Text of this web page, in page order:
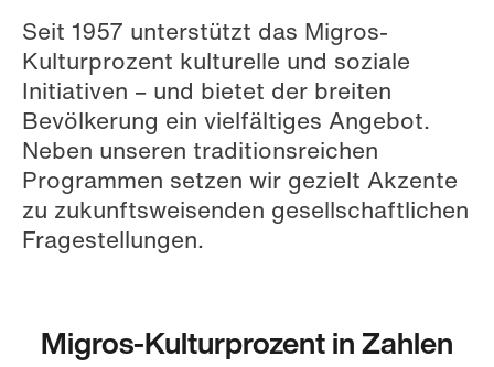
Seit 1957 unterstützt das Migros-
Kulturprozent kulturelle und soziale
Initiativen – und bietet der breiten
Bevölkerung ein vielfältiges Angebot.
Neben unseren traditionsreichen
Programmen setzen wir gezielt Akzente
zu zukunftsweisenden gesellschaftlichen
Fragestellungen.
Migros-Kulturprozent in Zahlen